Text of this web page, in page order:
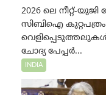
2026 ലെ നീറ്റ്-
സിബിഐ കുറ്റപത്രം
ചോദ്യ പേപ്പർ...
INDIA